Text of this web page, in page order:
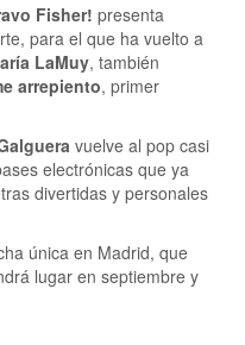
Fisher! presenta
para el que ha vuelto a
LaMuy, también
arrepiento, primer
vuelve al pop casi
electrónicas que ya
divertidas y personales
única en Madrid, que
lugar en septiembre y